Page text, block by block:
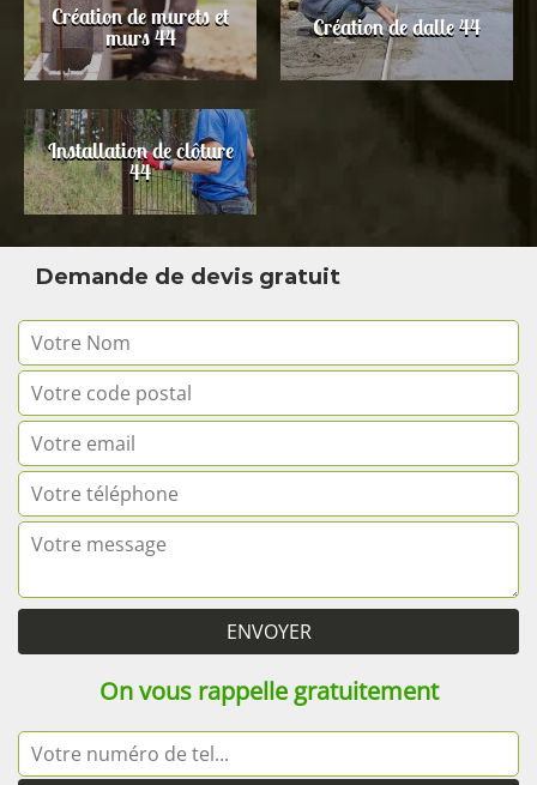
Création de murets et
murs 44 Création de dalle 44
Installation de clôture
44
Demande de devis gratuit
On vous rappelle gratuitement